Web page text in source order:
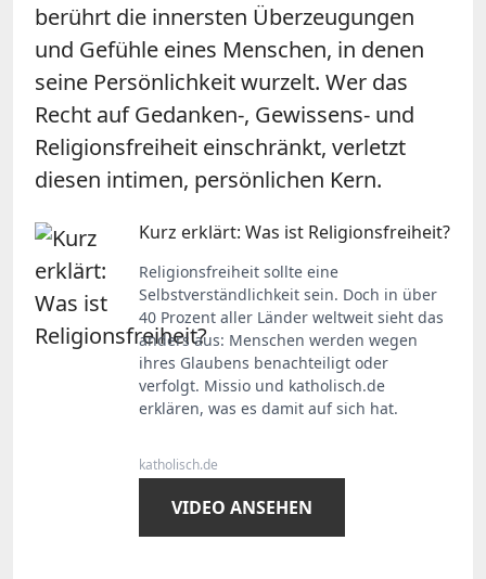
berührt die innersten Überzeugungen
und Gefühle eines Menschen, in denen
seine Persönlichkeit wurzelt. Wer das
Recht auf Gedanken-, Gewissens- und
Religionsfreiheit einschränkt, verletzt
diesen intimen, persönlichen Kern.
Kurz erklärt: Was ist Religionsfreiheit?
Religionsfreiheit sollte eine
Selbstverständlichkeit sein. Doch in über
40 Prozent aller Länder weltweit sieht das
anders aus: Menschen werden wegen
ihres Glaubens benachteiligt oder
verfolgt. Missio und katholisch.de
erklären, was es damit auf sich hat.
katholisch.de
VIDEO ANSEHEN